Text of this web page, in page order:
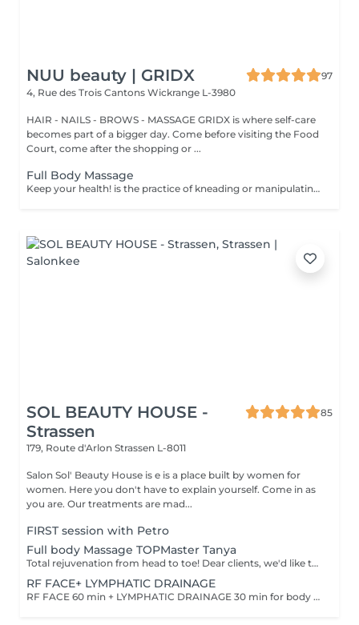
NUU beauty | GRIDX
97
4, Rue des Trois Cantons Wickrange L-3980
HAIR - NAILS - BROWS - MASSAGE GRIDX is where self-care
becomes part of a bigger day. Come before visiting the Food
Court, come after the shopping or ...
Full Body Massage
Keep your health! is the practice of kneading or manipulating a person's muscles and other soft-tissue in order to reduce stress, reduce muscle pain, increase relaxation and improve the work of the immune system. Age restrictions: there are no age restrictions for this procedure. Post procedure recommendations: do not do sport and any sharp movements 2-3 hours after the procedure. Frequency: 1-2 times per week, 10 times in total. Repeat once in 3-6 months.
SOL BEAUTY HOUSE -
Strassen
85
179, Route d'Arlon Strassen L-8011
Salon Sol' Beauty House is e is a place built by women for
women. Here you don't have to explain yourself. Come in as
you are. Our treatments are mad...
FIRST session with Petro
Full body Massage TOPMaster Tanya
Total rejuvenation from head to toe! Dear clients, we'd like to draw your attention to the fact that the actual massage time is indicated in parentheses next to the name of the massage. The duration list on the website includes time for room and client preparation. We strive to provide you with the highest quality and comfort. Thank you for your understanding. WHAT IS FULL BODY MASSAGE? It's a comprehensive massage that targets all major muscle groups, relieving stress, tension, and fatigue throughout the entire body. Using a combination of techniques, this treatment boosts circulation, relaxes the nervous system, and restores your natural energy balance. Ideal for those needing a full reset for both body and mind.
RF FACE+ LYMPHATIC DRAINAGE
RF FACE 60 min + LYMPHATIC DRAINAGE 30 min for body Your face lifts. Your body drains. Two systems working together to provide the full experience.